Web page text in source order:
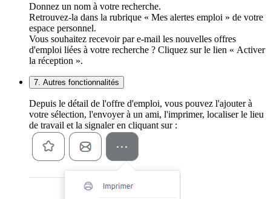
Donnez un nom à votre recherche.
Retrouvez-la dans la rubrique « Mes alertes emploi » de votre
espace personnel.
Vous souhaitez recevoir par e-mail les nouvelles offres
d'emploi liées à votre recherche ? Cliquez sur le lien « Activer
la réception ».
7. Autres fonctionnalités
Depuis le détail de l'offre d'emploi, vous pouvez l'ajouter à
votre sélection, l'envoyer à un ami, l'imprimer, localiser le lieu
de travail et la signaler en cliquant sur :